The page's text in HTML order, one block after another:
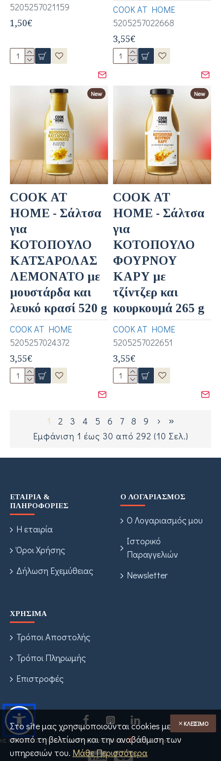
5205257021159
1,50€
COOK AT HOME
5205257022668
3,55€
New
COOK AT HOME
5205257024372
COOK AT
HOME - Σάλτσα
για
ΚΟΤΟΠΟΥΛΟ
ΚΑΤΣΑΡΟΛΑΣ
ΛΕΜΟΝΑΤΟ με
μουστάρδα και
λευκό κρασί 520 g
3,55€
New
COOK AT HOME
5205257022651
COOK AT
HOME - Σάλτσα
για
ΚΟΤΟΠΟΥΛΟ
ΦΟΥΡΝΟΥ
ΚΑΡΥ με
τζίντζερ και
κουρκουμά 265 g
3,55€
1 2 3 4 5 6 7 8
9
Εμφάνιση 1 έως 30 από 292 (10 Σελ.)
ΕΤΑΙΡΊΑ &
ΠΛΗΡΟΦΟΡΊΕΣ
Η εταιρία
Όροι Χρήσης
Δήλωση Εχεμύθειας
Ο ΛΟΓΑΡΙΑΣΜΌΣ
Ο Λογαριασμός μου
Ιστορικό
Παραγγελιών
Newsletter
ΧΡΉΣΙΜΑ
Τρόποι Αποστολής
Τρόποι Πληρωμής
Επιστροφές
ΜΟΝΟΠΡΟΣΩΠΗ ΕΠΕ - Ανάπτυξη Ιστοσελίδας Bitamin Web
ΚΛΕΊΣΙΜΟ
Στο site μας χρησιμοποιούνται cookies με
σκοπό τη βελτίωση και την αναβάθμιση των
υπηρεσιών του. Μάθε Περισσότερα